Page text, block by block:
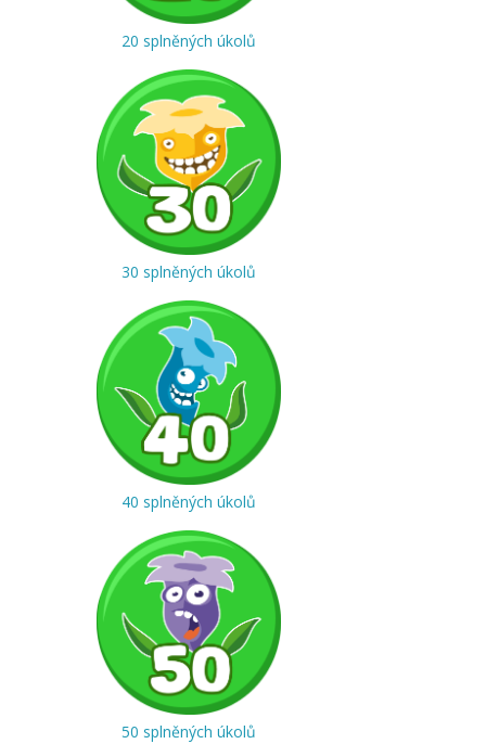
20 splněných úkolů
30 splněných úkolů
40 splněných úkolů
50 splněných úkolů